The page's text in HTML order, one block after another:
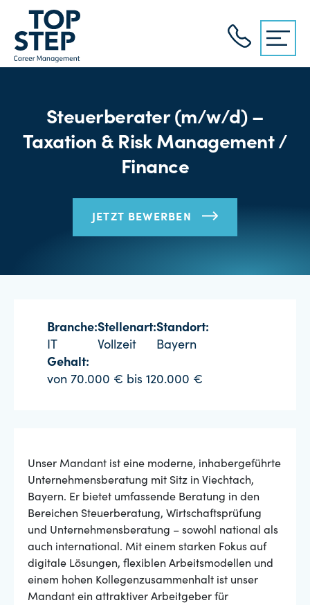
Steuerberater (m/w/d) –
Taxation & Risk Management /
Finance
JETZT BEWERBEN
Branche:
IT
Stellenart:
Vollzeit
Standort:
Bayern
Gehalt:
von 70.000 € bis 120.000 €
Unser Mandant ist eine moderne, inhabergeführte
Unternehmensberatung mit Sitz in Viechtach,
Bayern. Er bietet umfassende Beratung in den
Bereichen Steuerberatung, Wirtschaftsprüfung
und Unternehmensberatung – sowohl national als
auch international. Mit einem starken Fokus auf
digitale Lösungen, flexiblen Arbeitsmodellen und
einem hohen Kollegenzusammenhalt ist unser
Mandant ein attraktiver Arbeitgeber für